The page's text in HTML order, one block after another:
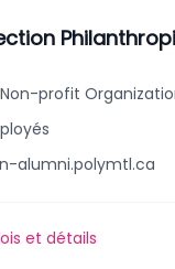
Non-profit
alumni.polymtl.ca
et détails